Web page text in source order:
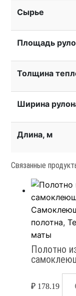
Сырье
Площадь
Толщина
Ширина
Длина, м
Связанные
полотна,
маты
Полотно
₽ 178.19